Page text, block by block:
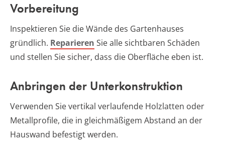
Vorbereitung
Inspektieren Sie die Wände des Gartenhauses
gründlich. Reparieren Sie alle sichtbaren Schäden
und stellen Sie sicher, dass die Oberfläche eben ist.
Anbringen der Unterkonstruktion
Verwenden Sie vertikal verlaufende Holzlatten oder
Metallprofile, die in gleichmäßigem Abstand an der
Hauswand befestigt werden.